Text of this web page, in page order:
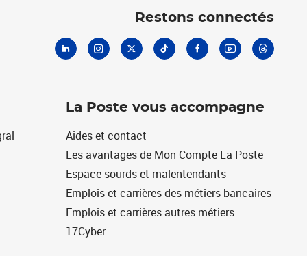
Restons connectés
La Poste vous accompagne
Aides et contact
Les avantages de Mon Compte La Poste
Espace sourds et malentendants
Emplois et carrières des métiers bancaires
Emplois et carrières autres métiers
17Cyber